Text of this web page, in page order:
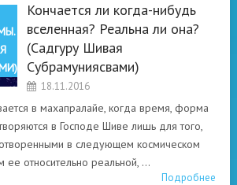
Кончается ли когда-нибудь
вселенная? Реальна ли она?
(Садгуру Шивая
Субрамуниясвами)
18.11.2016
в махапралайе, когда время, форма
в Господе Шиве лишь для того,
в следующем космическом
относительно реальной, …
Подробнее